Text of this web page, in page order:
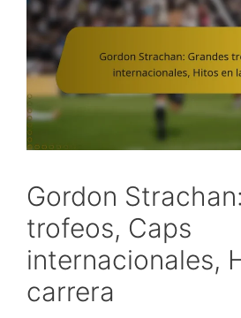
Gordon
trofeos, Caps
internacionales,
carrera